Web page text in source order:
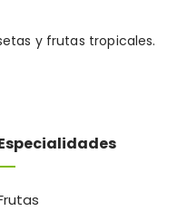
y frutas tropicales.